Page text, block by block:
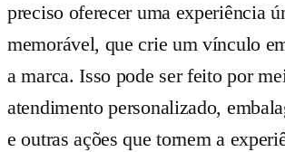
preciso oferecer uma experiência
memorável, que crie um vínculo
a marca. Isso pode ser feito por
atendimento personalizado,
e outras ações que tornem a